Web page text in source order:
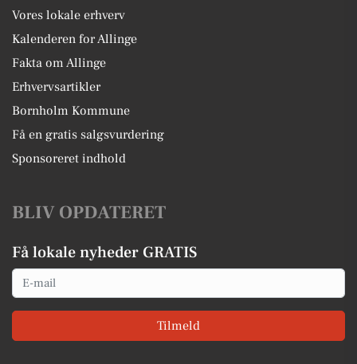
Vores lokale erhverv
Kalenderen for Allinge
Fakta om Allinge
Erhvervsartikler
Bornholm Kommune
Få en gratis salgsvurdering
Sponsoreret indhold
BLIV OPDATERET
Få lokale nyheder GRATIS
Email
Tilmeld